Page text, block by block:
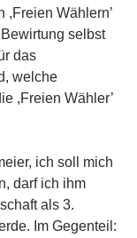
,Freien Wählern’
selbst
das
welche
,Freien Wähler’
ich soll mich
darf ich ihm
als 3.
Im Gegenteil: